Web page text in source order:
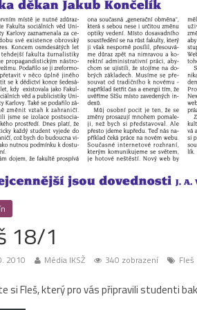
18/1
2010 Média IKSŽ 340 zobrazení Fleš
si Fleš, který pro vás připravili studenti